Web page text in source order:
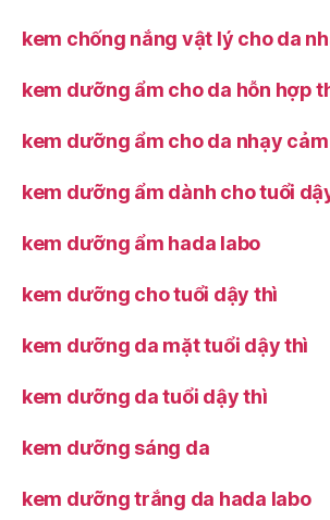
kem chống nắng vật lý cho da
kem dưỡng ẩm cho da hỗn hợp
kem dưỡng ẩm cho da nhạy
kem dưỡng ẩm dành cho tuổi
kem dưỡng ẩm hada labo
kem dưỡng cho tuổi dậy thì
kem dưỡng da mặt tuổi dậy thì
kem dưỡng da tuổi dậy thì
kem dưỡng sáng da
kem dưỡng trắng da hada labo